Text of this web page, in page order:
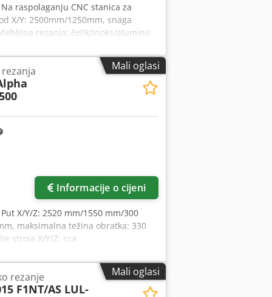
Na raspolaganju CNC stanica za
X/Y: 2500mm/1250mm, snaga
rezanja: čelik/inoks/aluminij:
masa: cca 6400kg,
blok, sustav za odsis Keller Vario i
inspekcija na licu mjesta. Cedpfey
Mali oglasi
Informacije o cijeni
Put X/Y/Z: 2520 mm/1550 mm/300
maksimalna težina obratka: 330
stroja X/Y/Z: cca
Fanuc laser model C1500.
R Aefx Acbjf
Mali oglasi
rezanje
F1NT/AS LUL-